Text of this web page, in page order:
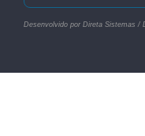
Desenvolvido por Direta Sistemas /